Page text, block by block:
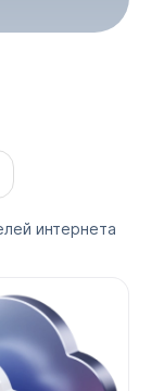
интернета